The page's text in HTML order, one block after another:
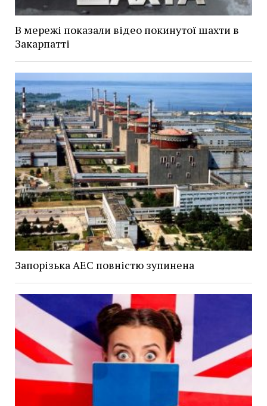
В мережі показали відео покинутої шахти в
Закарпатті
Запорізька АЕС повністю зупинена